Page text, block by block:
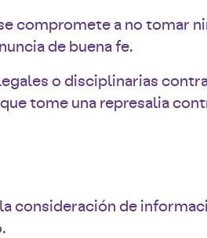
compromete a no tomar
de buena fe.
o disciplinarias
tome una represalia
consideración de